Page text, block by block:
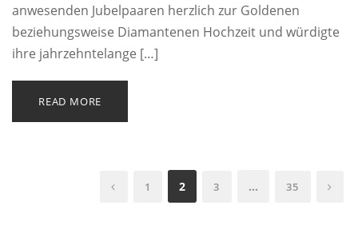
anwesenden Jubelpaaren herzlich zur Goldenen
beziehungsweise Diamantenen Hochzeit und würdigte
ihre jahrzehntelange […]
READ MORE
1 2 3 … 35